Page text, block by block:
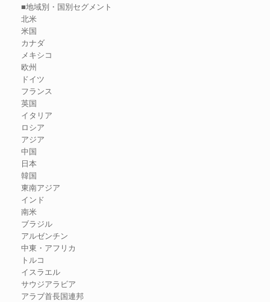
■地域別・国別セグメント
北米
米国
カナダ
メキシコ
欧州
ドイツ
フランス
英国
イタリア
ロシア
アジア
中国
日本
韓国
東南アジア
インド
南米
ブラジル
アルゼンチン
中東・アフリカ
トルコ
イスラエル
サウジアラビア
アラブ首長国連邦